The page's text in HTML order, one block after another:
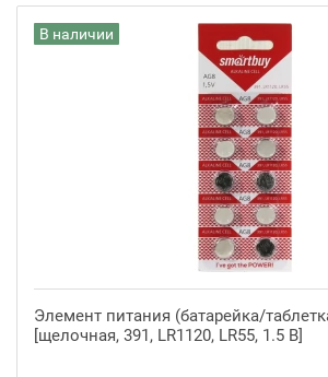
В наличии
Элемент питания (батарейка/
[щелочная, 391, LR1120, LR55, 1.5 В]